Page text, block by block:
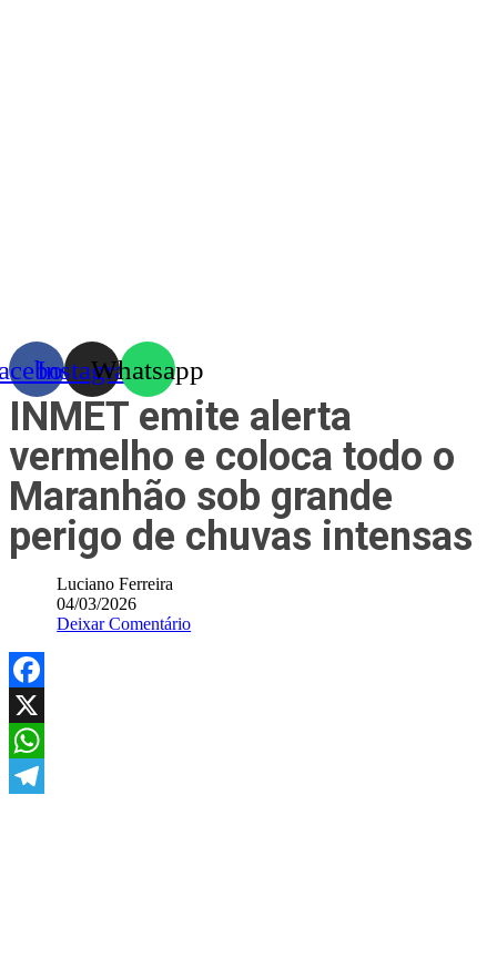
InstagramWhatsapp
INMET emite alerta
vermelho e coloca todo o
Maranhão sob grande
perigo de chuvas intensas
Luciano Ferreira
04/03/2026
Deixar Comentário
Facebook
X
WhatsApp